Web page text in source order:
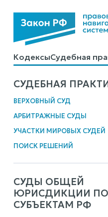
КодексыСудебная
Калькуляторы
СУДЕБНАЯ
ВЕРХОВНЫЙ СУД
АРБИТРАЖНЫЕ СУДЫ
УЧАСТКИ МИРОВЫХ СУДЕЙ
ПОИСК РЕШЕНИЙ
СУДЫ ОБЩЕЙ
ЮРИСДИКЦИИ ПО
СУБЪЕКТАМ РФ